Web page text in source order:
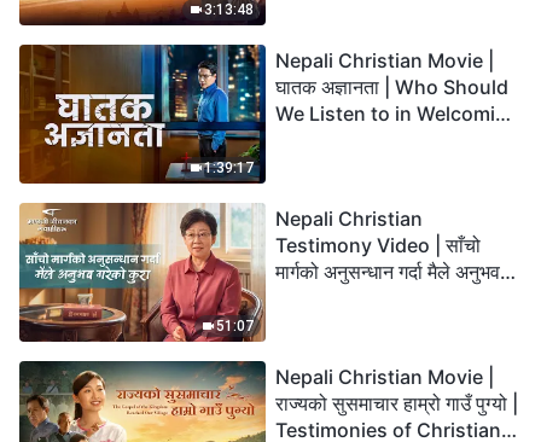
3:13:48
1:39:17
Nepali Christian Movie |
घातक अज्ञानता | Who Should
We Listen to in Welcoming
51:07
Nepali Christian
Testimony Video | साँचो
मार्गको अनुसन्धान गर्दा मैले अनुभव
Nepali Christian Movie |
राज्यको सुसमाचार हाम्रो गाउँ पुग्यो |
Testimonies of Christians